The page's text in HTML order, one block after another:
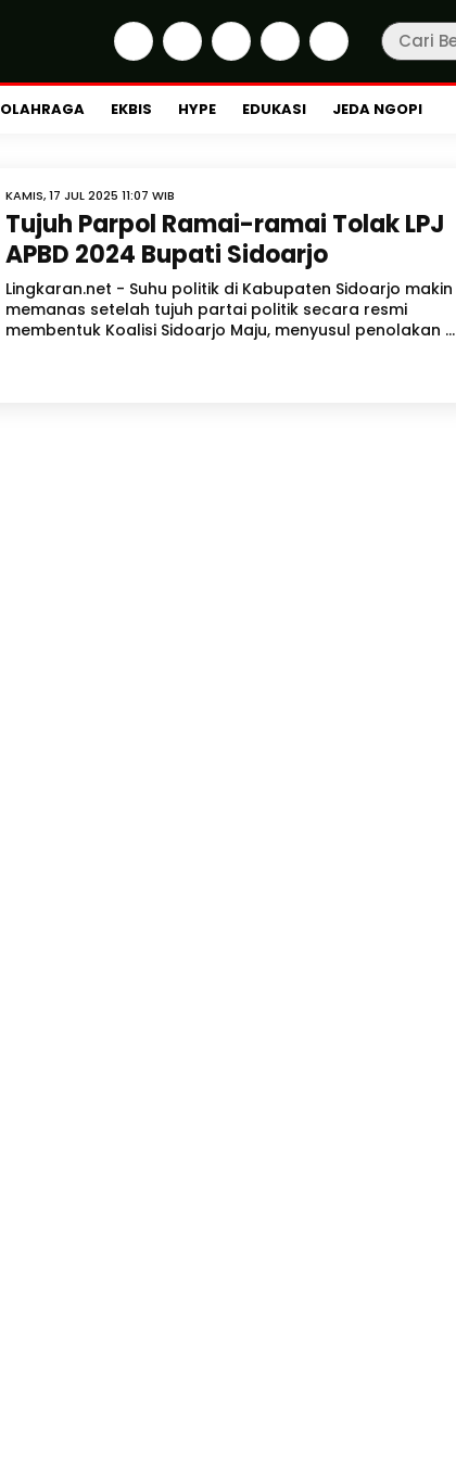
OLAHRAGA EKBIS HYPE EDUKASI JEDA NGOPI
KAMIS, 17 JUL 2025 11:07 WIB
Tujuh Parpol Ramai-ramai Tolak LPJ
APBD 2024 Bupati Sidoarjo
Lingkaran.net - Suhu politik di Kabupaten Sidoarjo makin
memanas setelah tujuh partai politik secara resmi
membentuk Koalisi Sidoarjo Maju, menyusul penolakan ...